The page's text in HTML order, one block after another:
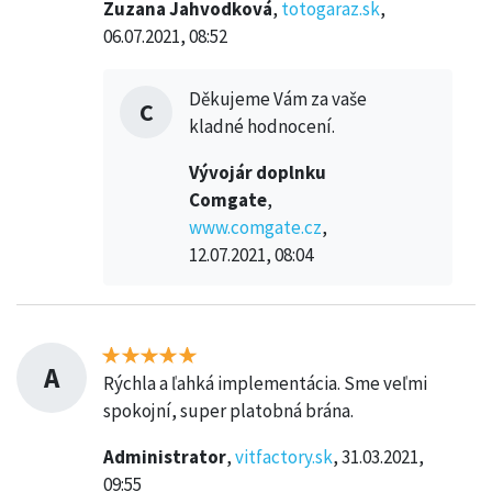
Zuzana Jahvodková, totogaraz.sk,
06.07.2021, 08:52
C
Děkujeme Vám za vaše
kladné hodnocení.
Vývojár doplnku
Comgate,
www.comgate.cz,
12.07.2021, 08:04
A
Rýchla a ľahká implementácia. Sme veľmi
spokojní, super platobná brána.
Administrator,vitfactory.sk, 31.03.2021,
09:55